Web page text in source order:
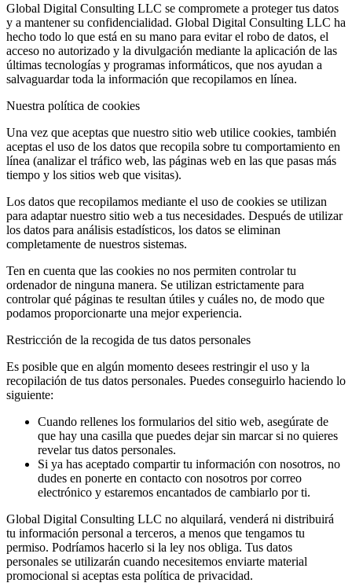
Global Digital Consulting LLC se compromete a proteger tus datos
y a mantener su confidencialidad. Global Digital Consulting LLC ha
hecho todo lo que está en su mano para evitar el robo de datos, el
acceso no autorizado y la divulgación mediante la aplicación de las
últimas tecnologías y programas informáticos, que nos ayudan a
salvaguardar toda la información que recopilamos en línea.
Nuestra política de cookies
Una vez que aceptas que nuestro sitio web utilice cookies, también
aceptas el uso de los datos que recopila sobre tu comportamiento en
línea (analizar el tráfico web, las páginas web en las que pasas más
tiempo y los sitios web que visitas).
Los datos que recopilamos mediante el uso de cookies se utilizan
para adaptar nuestro sitio web a tus necesidades. Después de utilizar
los datos para análisis estadísticos, los datos se eliminan
completamente de nuestros sistemas.
Ten en cuenta que las cookies no nos permiten controlar tu
ordenador de ninguna manera. Se utilizan estrictamente para
controlar qué páginas te resultan útiles y cuáles no, de modo que
podamos proporcionarte una mejor experiencia.
Restricción de la recogida de tus datos personales
Es posible que en algún momento desees restringir el uso y la
recopilación de tus datos personales. Puedes conseguirlo haciendo lo
siguiente:
Cuando rellenes los formularios del sitio web, asegúrate de
que hay una casilla que puedes dejar sin marcar si no quieres
revelar tus datos personales.
Si ya has aceptado compartir tu información con nosotros, no
dudes en ponerte en contacto con nosotros por correo
electrónico y estaremos encantados de cambiarlo por ti.
Global Digital Consulting LLC no alquilará, venderá ni distribuirá
tu información personal a terceros, a menos que tengamos tu
permiso. Podríamos hacerlo si la ley nos obliga. Tus datos
personales se utilizarán cuando necesitemos enviarte material
promocional si aceptas esta política de privacidad.